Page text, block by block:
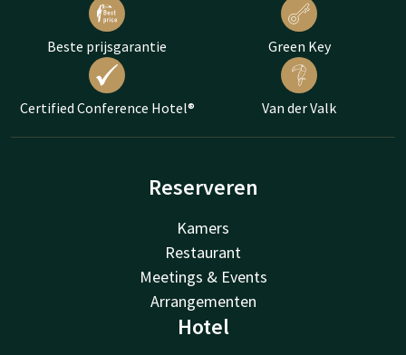
Beste prijsgarantie Green Key
Certified Conference Hotel® Van der Valk
Reserveren
Kamers
Restaurant
Meetings & Events
Arrangementen
Hotel